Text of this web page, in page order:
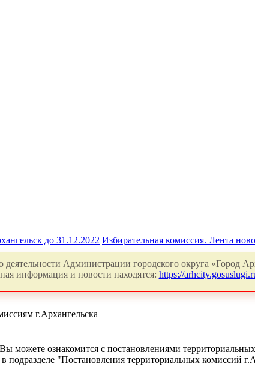
до 31.12.2022 Избирательная комиссия. Лента
деятельности Администрации городского округа «Город
информация и новости находятся: https://
г.Архангельска
ознакомится с постановлениями
подразделе "Постановления территориальных комиссий